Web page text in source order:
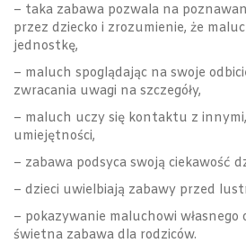
– taka zabawa pozwala na
przez dziecko i zrozumienie, że
jednostkę,
– maluch spoglądając na swoje
zwracania uwagi na szczegóły,
– maluch uczy się kontaktu z
umiejętności,
– zabawa podsyca swoją ciekawość
– dzieci uwielbiają zabawy przed
– pokazywanie maluchowi własnego
świetna zabawa dla rodziców.